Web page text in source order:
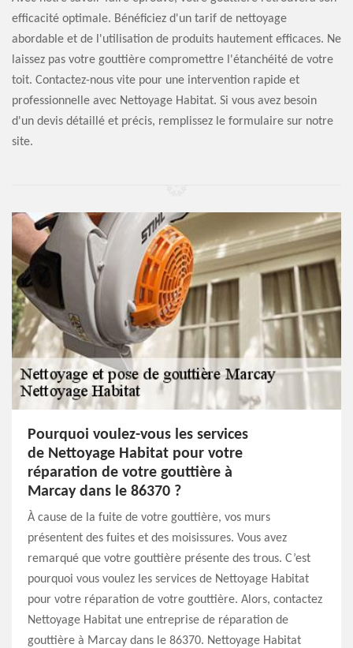
efficacité optimale. Bénéficiez d'un tarif de nettoyage
abordable et de l'utilisation de produits hautement efficaces. Ne
laissez pas votre gouttière compromettre l'étanchéité de votre
toit. Contactez-nous vite pour une intervention rapide et
professionnelle avec Nettoyage Habitat. Si vous avez besoin
d'un devis détaillé et précis, remplissez le formulaire sur notre
site.
Pourquoi voulez-vous les services
de Nettoyage Habitat pour votre
réparation de votre gouttière à
Marcay dans le 86370 ?
À cause de la fuite de votre gouttière, vos murs
présentent des fuites et des moisissures. Vous avez
remarqué que votre gouttière présente des trous. C’est
pourquoi vous voulez les services de Nettoyage Habitat
pour votre réparation de votre gouttière. Alors, contactez
Nettoyage Habitat une entreprise de réparation de
gouttière à Marcay dans le 86370. Nettoyage Habitat